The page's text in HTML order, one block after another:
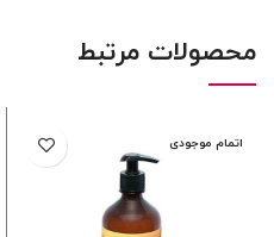
محصولات مرتبط
اتمام موجودی